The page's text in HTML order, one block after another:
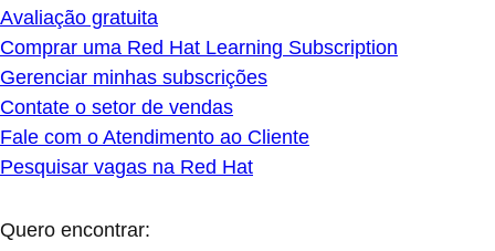
Avaliação gratuita
Comprar uma Red Hat Learning Subscription
Gerenciar minhas subscrições
Contate o setor de vendas
Fale com o Atendimento ao Cliente
Pesquisar vagas na Red Hat
Quero encontrar: